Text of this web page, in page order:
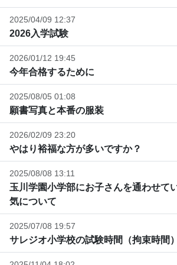
2025/04/09 12:37
2026入学試験
2026/01/12 19:45
今年合格するために
2025/08/05 01:08
願書写真と本番の服装
2026/02/09 23:20
やはり裕福な方が多いですか？
2025/08/08 13:11
玉川学園小学部にお子さんを通わせて
気について
2025/07/08 19:57
サレジオ小学校の試験時間（拘束時間）